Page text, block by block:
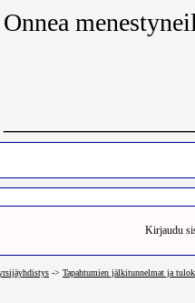
Onnea
Kirjaudu
-> Tapahtumien jälkitunnelmat ja